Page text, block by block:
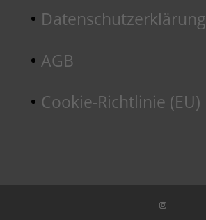
Datenschutzerklärung
AGB
Cookie-Richtlinie (EU)